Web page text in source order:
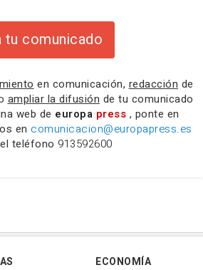
tu comunicado
en comunicación, redacción de
ampliar la difusión de tu comunicado
web de europa press , ponte en
en comunicacion@europapress.es
teléfono 913592600
ECONOMÍA